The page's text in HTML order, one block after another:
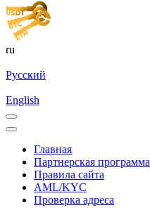
ru
Русский
English
Главная
Партнерская программа
Правила сайта
AML/KYC
Проверка адреса